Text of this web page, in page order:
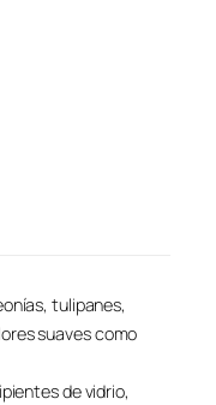
tulipanes,
suaves como
de vidrio,